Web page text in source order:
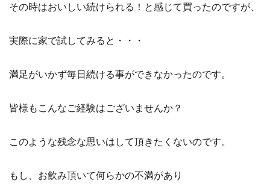
その時はおいしい続けられる！と感じて買ったのですが、
実際に家で試してみると・・・
満足がいかず毎日続ける事ができなかったのです。
皆様もこんなご経験はございませんか？
このような残念な思いはして頂きたくないのです。
もし、お飲み頂いて何らかの不満があり